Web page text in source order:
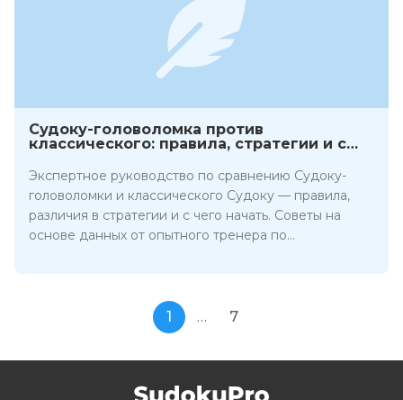
Судоку-головоломка против
классического: правила, стратегии и с
Экспертное руководство по сравнению Судоку-
головоломки и классического Судоку — правила,
различия в стратегии и с чего начать. Советы на
основе данных от опытного тренера по
1 … 7